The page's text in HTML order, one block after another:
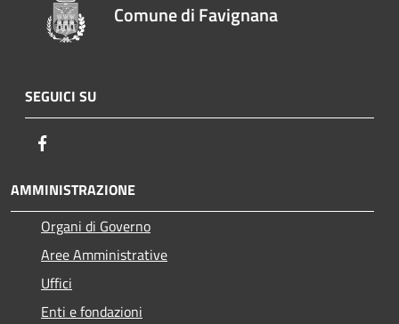
Comune di Favignana
SEGUICI SU
AMMINISTRAZIONE
Organi di Governo
Aree Amministrative
Uffici
Enti e fondazioni